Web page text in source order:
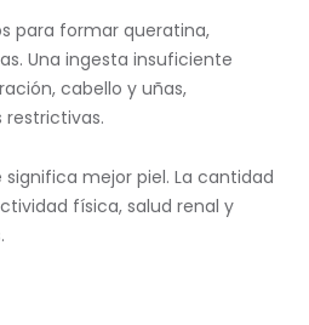
para formar queratina,
Una ingesta insuficiente
cabello y uñas,
mejor piel. La cantidad
física, salud renal y